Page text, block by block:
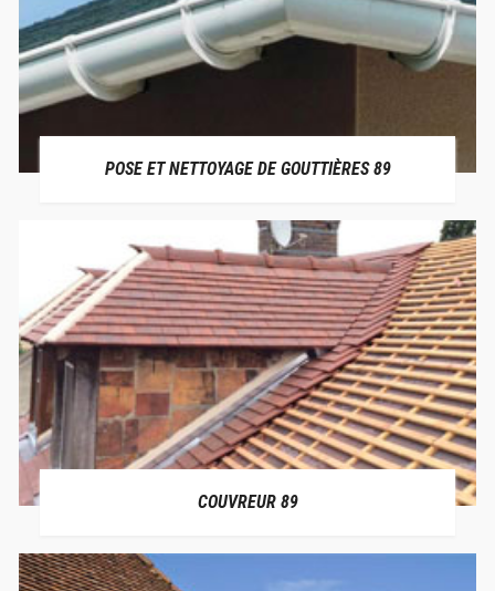
POSE ET NETTOYAGE DE GOUTTIÈRES 89
COUVREUR 89